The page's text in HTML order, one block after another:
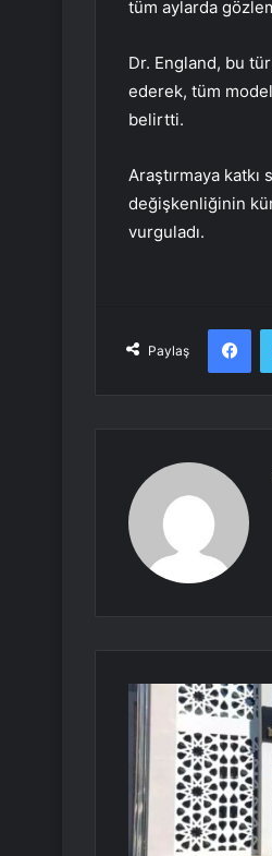
tüm aylarda
Dr. England, bu
ederek, tüm
belirtti.
Araştırmaya
değişkenliğinin
vurguladı.
Paylaş